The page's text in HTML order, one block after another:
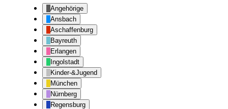
Angehörige
Ansbach
Aschaffenburg
Bayreuth
Erlangen
Ingolstadt
Kinder-&Jugend
München
Nürnberg
Regensburg